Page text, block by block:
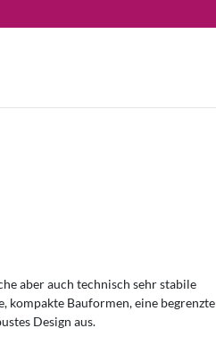
aber auch technisch sehr stabile
kompakte Bauformen, eine begrenzte
Design aus.